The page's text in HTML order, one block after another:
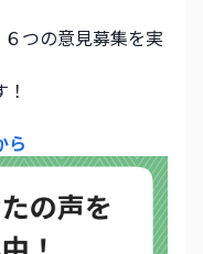
つの意見募集を実
ら